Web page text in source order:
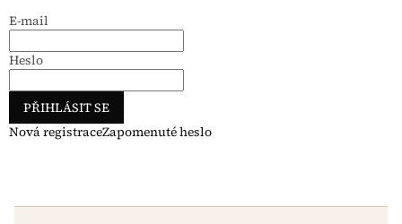
E-mail
Heslo
PŘIHLÁSIT SE
Nová registraceZapomenuté heslo